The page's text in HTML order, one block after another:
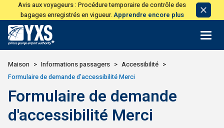
Avis aux voyageurs : Procédure temporaire de contrôle des
bagages enregistrés en vigueur. Apprendre encore plus Avis
de
Retour à la page d'accueil>
Maison Informations passagers
Accessibilité
Formulaire de demande d'accessibilité Merci
Formulaire de demande
d'accessibilité Merci